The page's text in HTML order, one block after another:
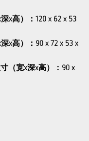
x高）：120 x 62 x 53
x高）：90 x 72 x 53 x
寸（宽x深x高）：90 x